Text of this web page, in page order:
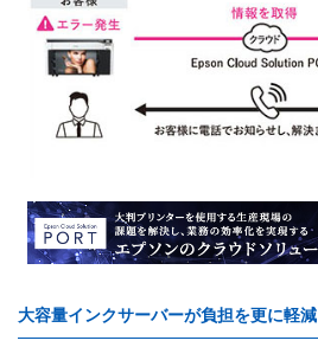
大容量インクサーバーが負担を更に軽減